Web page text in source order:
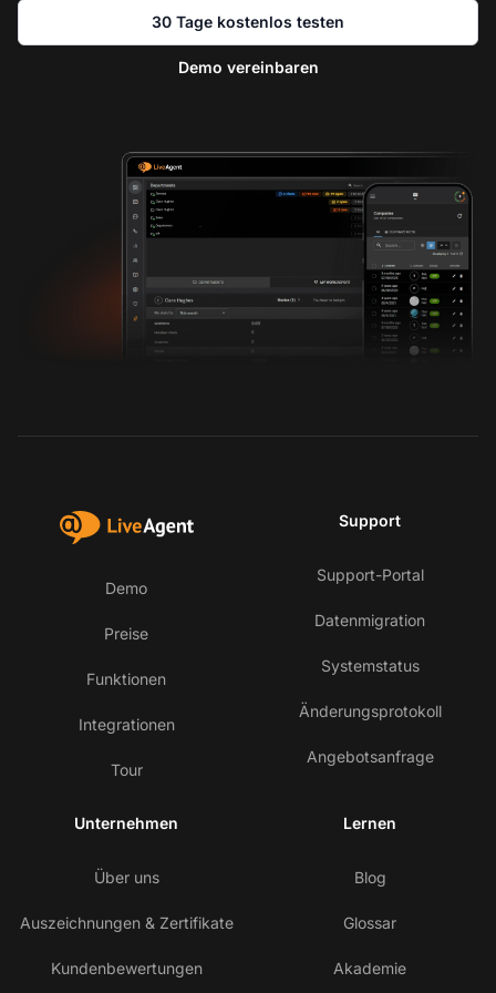
30 Tage kostenlos testen
Demo vereinbaren
Demo
Preise
Funktionen
Integrationen
Tour
Support
Support-Portal
Datenmigration
Systemstatus
Änderungsprotokoll
Angebotsanfrage
Unternehmen
Über uns
Auszeichnungen & Zertifikate
Kundenbewertungen
Lernen
Blog
Glossar
Akademie